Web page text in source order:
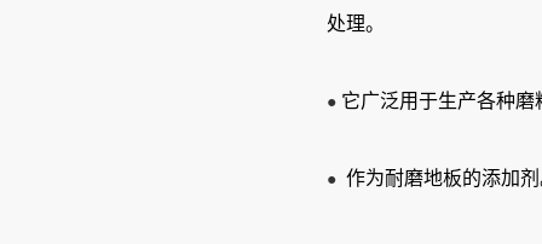
处理。
● 它广泛用于生产各种
● 作为耐磨地板的添加